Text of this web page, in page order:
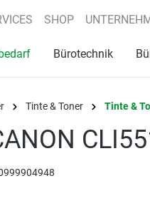
SHOP
Bürotechnik
Tinte & Toner Tinte &